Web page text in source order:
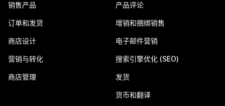
销售产品
订单和发货
商店设计
营销与转化
商店管理
产品评论
增销和捆绑销售
电子邮件营销
搜索引擎优化 (SEO)
发货
货币和翻译